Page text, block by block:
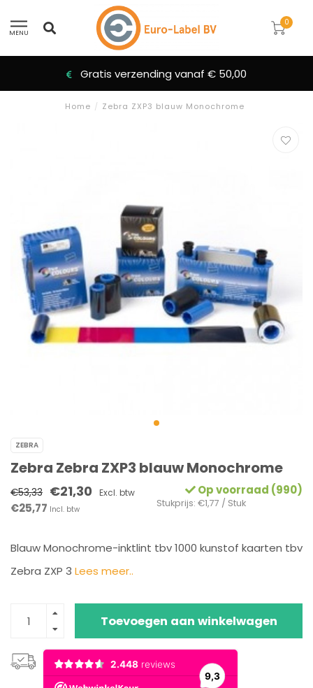
MENU
0
Gratis verzending vanaf € 50,00
Home / Zebra ZXP3 blauw Monochrome
ZEBRA
Zebra Zebra ZXP3 blauw Monochrome
€53,33 €21,30 Excl. btw
€25,77 Incl. btw
Op voorraad (990)
Stukprijs: €1,77 / Stuk
Blauw Monochrome-inktlint tbv 1000 kunstof kaarten tbv
Zebra ZXP 3 Lees meer..
Toevoegen aan winkelwagen